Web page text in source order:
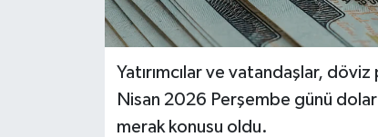
Yatırımcılar ve vatandaşlar,
Nisan 2026 Perşembe günü dolar
merak konusu oldu.